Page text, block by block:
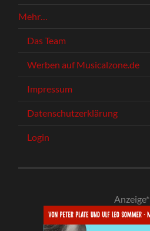
Mehr…
Das Team
Werben auf Musicalzone.de
Impressum
Datenschutzerklärung
Login
Anzeige*